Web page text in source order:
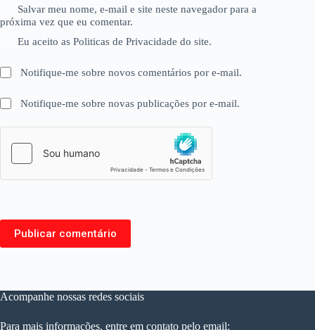
Salvar meu nome, e-mail e site neste navegador para a
próxima vez que eu comentar.
Eu aceito as Politicas de Privacidade do site.
Notifique-me sobre novos comentários por e-mail.
Notifique-me sobre novas publicações por e-mail.
Publicar comentário
Acompanhe nossas redes sociais
Para mais informações, entre em contato pelo email: